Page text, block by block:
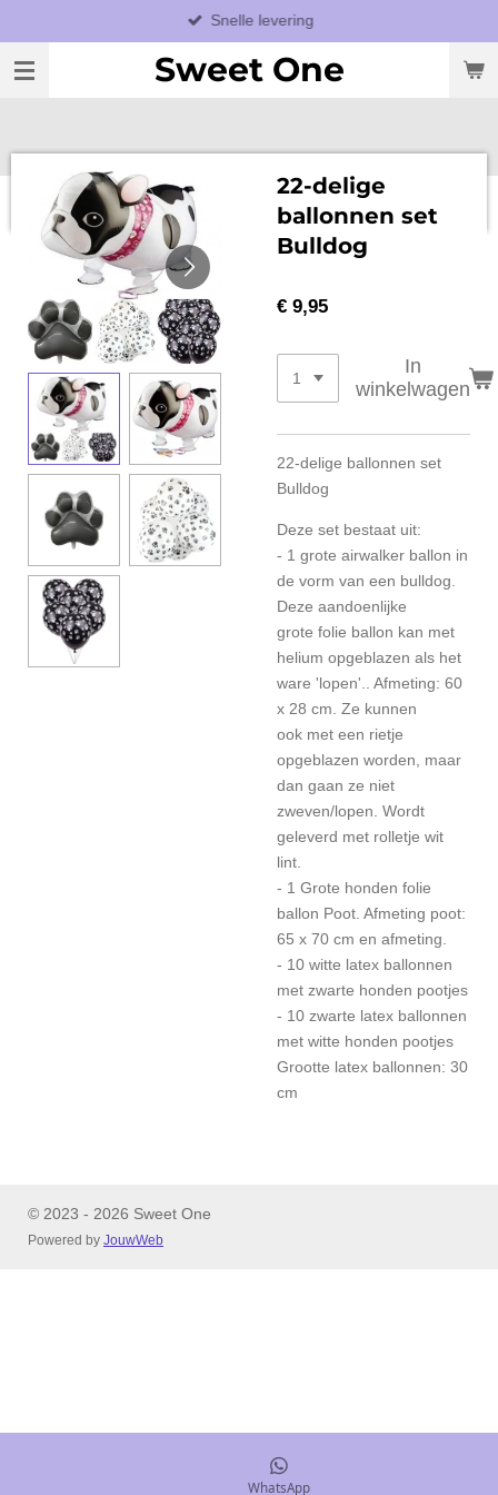
direct
naar
Sweet One
Snelle levering
22-delige
ballonnen set
Bulldog
€ 9,95
In
winkelwagen
22-delige ballonnen set
Bulldog
Deze set bestaat uit:
- 1 grote airwalker ballon in
de vorm van een bulldog.
Deze aandoenlijke
grote folie ballon kan met
helium opgeblazen als het
ware 'lopen'.. Afmeting: 60
x 28 cm. Ze kunnen
ook met een rietje
opgeblazen worden, maar
dan gaan ze niet
zweven/lopen. Wordt
geleverd met rolletje wit
lint.
- 1 Grote honden folie
ballon Poot. Afmeting poot:
65 x 70 cm en afmeting.
- 10 witte latex ballonnen
met zwarte honden pootjes
- 10 zwarte latex ballonnen
met witte honden pootjes
Grootte latex ballonnen: 30
cm
© 2023 - 2026 Sweet One
Powered by JouwWeb
WhatsApp